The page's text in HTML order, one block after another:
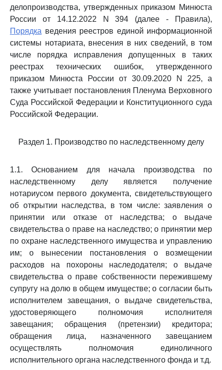
делопроизводства, утвержденных приказом Минюста
России от 14.12.2022 N 394 (далее - Правила),
Порядка ведения реестров единой информационной
системы нотариата, внесения в них сведений, в том
числе порядка исправления допущенных в таких
реестрах технических ошибок, утвержденного
приказом Минюста России от 30.09.2020 N 225, а
также учитывает постановления Пленума Верховного
Суда Российской Федерации и Конституционного суда
Российской Федерации.
Раздел 1. Производство по наследственному делу
1.1. Основанием для начала производства по
наследственному делу является получение
нотариусом первого документа, свидетельствующего
об открытии наследства, в том числе: заявления о
принятии или отказе от наследства; о выдаче
свидетельства о праве на наследство; о принятии мер
по охране наследственного имущества и управлению
им; о вынесении постановления о возмещении
расходов на похороны наследодателя; о выдаче
свидетельства о праве собственности пережившему
супругу на долю в общем имуществе; о согласии быть
исполнителем завещания, о выдаче свидетельства,
удостоверяющего полномочия исполнителя
завещания; обращения (претензии) кредитора;
обращения лица, назначенного завещанием
осуществлять полномочия единоличного
исполнительного органа наследственного фонда и т.д.